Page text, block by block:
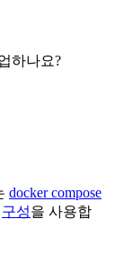
하나요?
docker compose
구성을 사용합